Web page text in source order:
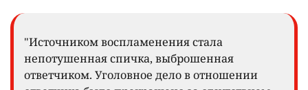
"Источником воспламенения стала
непотушенная спичка, выброшенная
ответчиком. Уголовное дело в отношении